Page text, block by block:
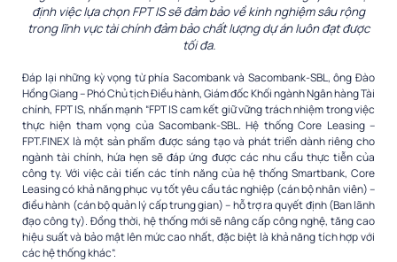
định việc lựa chọn FPT IS sẽ đảm bảo về kinh nghiệm sâu rộng
trong lĩnh vực tài chính đảm bảo chất lượng dự án luôn đạt được
tối đa.
Đáp lại những kỳ vọng từ phía Sacombank và Sacombank-SBL, ông Đào
Hồng Giang –Phó Chủ tịch Điều hành, Giám đốc Khối ngành Ngân hàng Tài
chính, FPT IS, nhấn mạnh “FPT IS cam kết giữ vững trách nhiệm trong việc
thực hiện tham vọng của Sacombank-SBL. Hệ thống Core Leasing –
FPT.FINEX là một sản phẩm được sáng tạo và phát triển dành riêng cho
ngành tài chính, hứa hẹn sẽ đáp ứng được các nhu cầu thực tiễn của
công ty. Với việc cải tiến các tính năng của hệ thống Smartbank, Core
Leasing có khả năng phục vụ tốt yêu cầu tác nghiệp (cán bộ nhân viên) –
điều hành (cán bộ quản lý cấp trung gian) – hỗ trợ ra quyết định (Ban lãnh
đạo công ty). Đồng thời, hệ thống mới sẽ nâng cấp công nghệ, tăng cao
hiệu suất và bảo mật lên mức cao nhất, đặc biệt là khả năng tích hợp với
các hệ thống khác”.